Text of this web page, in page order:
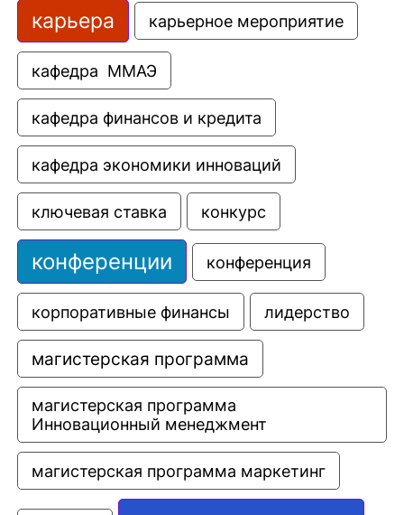
карьера карьерное мероприятие
кафедра  ММАЭ
кафедра финансов и кредита
кафедра экономики инноваций
ключевая ставка конкурс
конференции конференция
корпоративные финансы лидерство
магистерская программа
магистерская программа
Инновационный менеджмент
магистерская программа маркетинг